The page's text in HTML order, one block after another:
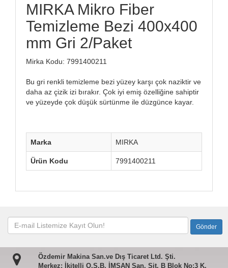
MIRKA Mikro Fiber
Temizleme Bezi 400x400
mm Gri 2/Paket
Mirka Kodu: 7991400211
Bu gri renkli temizleme bezi yüzey karşı çok naziktir ve
daha az çizik izi bırakır. Çok iyi emiş özelliğine sahiptir
ve yüzeyde çok düşük sürtünme ile düzgünce kayar.
Marka MIRKA
Ürün Kodu 7991400211
Özdemir Makina San.ve Dış Ticaret Ltd. Şti.
Merkez: İkitelli O.S.B. İMSAN San. Sit. B Blok No:3 K.